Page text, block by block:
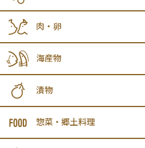
肉・卵
海産物
漬物
惣菜・郷土料理